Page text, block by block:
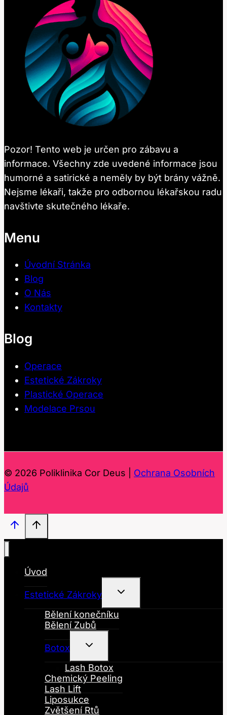
Pozor! Tento web je určen pro zábavu a
informace. Všechny zde uvedené informace jsou
humorné a satirické a neměly by být brány vážně.
Nejsme lékaři, takže pro odbornou lékařskou radu
navštivte skutečného lékaře.
Menu
Úvodní Stránka
Blog
O Nás
Kontakty
Blog
Operace
Estetické Zákroky
Plastické Operace
Modelace Prsou
© 2026 Poliklinika Cor Deus | Ochrana Osobních
Údajů
Úvod
Estetické Zákroky
Toggle
Menu
Bělení konečníku
Bělení Zubů
Botox
Toggle
Menu
Lash Botox
Chemický Peeling
Lash Lift
Liposukce
Zvětšení Rtů